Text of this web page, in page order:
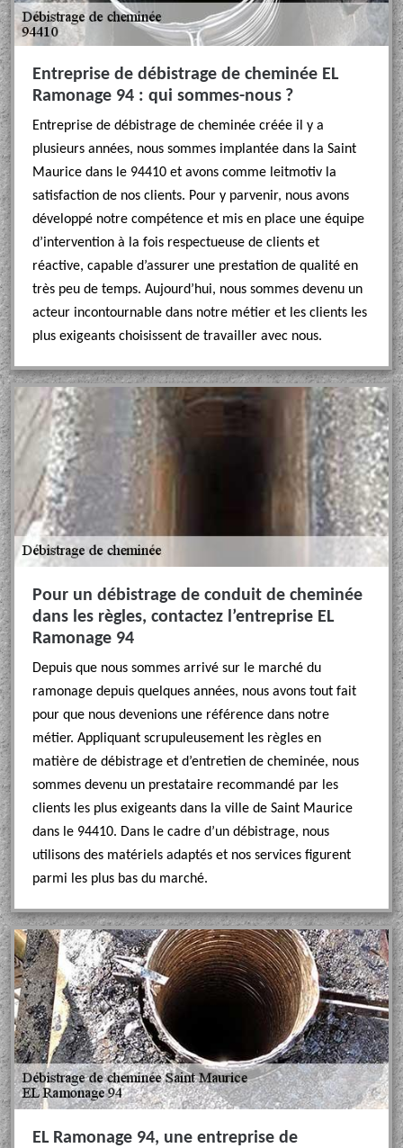
Entreprise de débistrage de cheminée EL
Ramonage 94 : qui sommes-nous ?
Entreprise de débistrage de cheminée créée il y a
plusieurs années, nous sommes implantée dans la Saint
Maurice dans le 94410 et avons comme leitmotiv la
satisfaction de nos clients. Pour y parvenir, nous avons
développé notre compétence et mis en place une équipe
d’intervention à la fois respectueuse de clients et
réactive, capable d’assurer une prestation de qualité en
très peu de temps. Aujourd’hui, nous sommes devenu un
acteur incontournable dans notre métier et les clients les
plus exigeants choisissent de travailler avec nous.
Pour un débistrage de conduit de cheminée
dans les règles, contactez l’entreprise EL
Ramonage 94
Depuis que nous sommes arrivé sur le marché du
ramonage depuis quelques années, nous avons tout fait
pour que nous devenions une référence dans notre
métier. Appliquant scrupuleusement les règles en
matière de débistrage et d’entretien de cheminée, nous
sommes devenu un prestataire recommandé par les
clients les plus exigeants dans la ville de Saint Maurice
dans le 94410. Dans le cadre d’un débistrage, nous
utilisons des matériels adaptés et nos services figurent
parmi les plus bas du marché.
EL Ramonage 94, une entreprise de